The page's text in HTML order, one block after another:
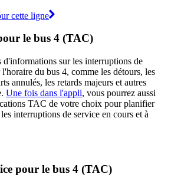
cette ligne
le bus 4 (TAC)
d'informations sur les interruptions de
du bus 4, comme les détours, les
annulés, les retards majeurs et autres
Une fois dans l'appli, vous pourrez aussi
TAC de votre choix pour planifier
interruptions de service en cours et à
pour le bus 4 (TAC)